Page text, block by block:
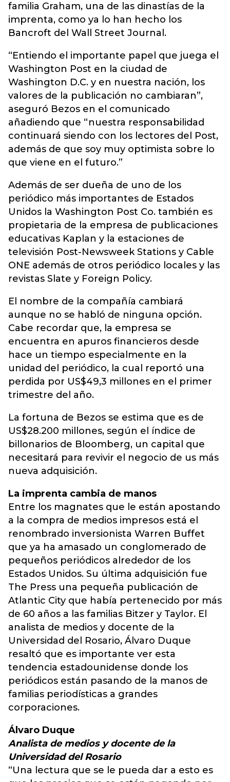
familia Graham, una de las dinastías de la
imprenta, como ya lo han hecho los
Bancroft del Wall Street Journal.
“Entiendo el importante papel que juega el
Washington Post en la ciudad de
Washington D.C. y en nuestra nación, los
valores de la publicación no cambiaran”,
aseguró Bezos en el comunicado
añadiendo que “nuestra responsabilidad
continuará siendo con los lectores del Post,
además de que soy muy optimista sobre lo
que viene en el futuro.”
Además de ser dueña de uno de los
periódico más importantes de Estados
Unidos la Washington Post Co. también es
propietaria de la empresa de publicaciones
educativas Kaplan y la estaciones de
televisión Post-Newsweek Stations y Cable
ONE además de otros periódico locales y las
revistas Slate y Foreign Policy.
El nombre de la compañía cambiará
aunque no se habló de ninguna opción.
Cabe recordar que, la empresa se
encuentra en apuros financieros desde
hace un tiempo especialmente en la
unidad del periódico, la cual reportó una
perdida por US$49,3 millones en el primer
trimestre del año.
La fortuna de Bezos se estima que es de
US$28.200 millones, según el índice de
billonarios de Bloomberg, un capital que
necesitará para revivir el negocio de us más
nueva adquisición.
La imprenta cambia de manos
Entre los magnates que le están apostando
a la compra de medios impresos está el
renombrado inversionista Warren Buffet
que ya ha amasado un conglomerado de
pequeños periódicos alrededor de los
Estados Unidos. Su última adquisición fue
The Press una pequeña publicación de
Atlantic City que había pertenecido por más
de 60 años a las familias Bitzer y Taylor. El
analista de medios y docente de la
Universidad del Rosario, Álvaro Duque
resaltó que es importante ver esta
tendencia estadounidense donde los
periódicos están pasando de la manos de
familias periodísticas a grandes
corporaciones.
Álvaro Duque
Analista de medios y docente de la
Universidad del Rosario
“Una lectura que se le pueda dar a esto es